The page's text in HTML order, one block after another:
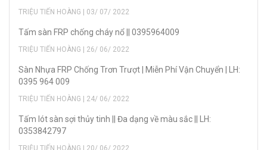
TRIỆU TIẾN HOÀNG | 03/ 07/ 2022
Tấm sàn FRP chống cháy nổ || 0395964009
TRIỆU TIẾN HOÀNG | 26/ 06/ 2022
Sàn Nhựa FRP Chống Trơn Trượt | Miễn Phí Vận Chuyển | LH:
0395 964 009
TRIỆU TIẾN HOÀNG | 24/ 06/ 2022
Tấm lót sàn sợi thủy tinh || Đa dạng về màu sắc || LH:
0353842797
TRIỆU TIẾN HOÀNG | 20/ 06/ 2022